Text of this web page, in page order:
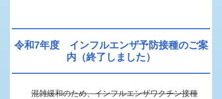
令和7年度 インフルエンザ予防接種のご案
内（終了しました）
混雑緩和のため、インフルエンザワクチン接種